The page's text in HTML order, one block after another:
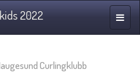
2022
Curlingklubb